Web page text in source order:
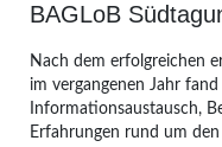
BAGLoB
Nach dem erfolgreichen
im vergangenen Jahr
Informationsaustausch,
Erfahrungen rund um